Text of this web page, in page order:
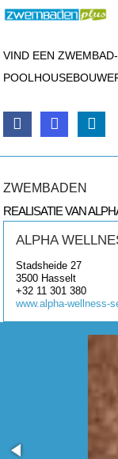
VIND EEN
ZWEMBADEN
REALISATIE VAN
ALPHA
Stadsheide 27
3500 Hasselt
+32 11 301 380
www.alpha-wellness-